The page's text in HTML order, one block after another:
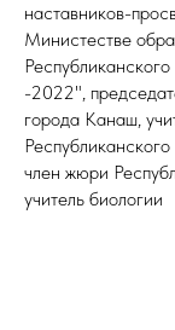
наставников-
Министестве
-2022",
города Канаш,
член жюри
учитель биологии